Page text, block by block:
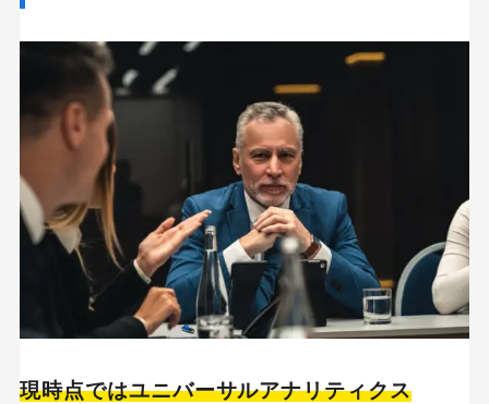
現時点ではユニバーサルアナリティクス